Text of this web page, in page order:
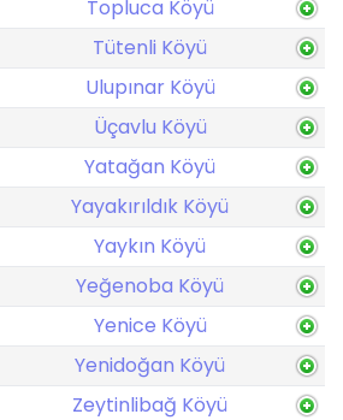
Topluca Köyü
Tütenli Köyü
Ulupınar Köyü
Üçavlu Köyü
Yatağan Köyü
Yayakırıldık Köyü
Yaykın Köyü
Yeğenoba Köyü
Yenice Köyü
Yenidoğan Köyü
Zeytinlibağ Köyü